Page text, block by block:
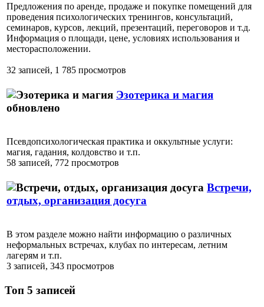
Предложения по аренде, продаже и покупке помещений для
проведения психологических тренингов, консультаций,
семинаров, курсов, лекций, презентаций, переговоров и т.д.
Информация о площади, цене, условиях использования и
месторасположении.
32 записей, 1 785 просмотров
Эзотерика и магия
обновлено
Псевдопсихологическая практика и оккультные услуги:
магия, гадания, колдовство и т.п.
58 записей, 772 просмотров
Встречи,
отдых, организация досуга
В этом разделе можно найти информацию о различных
неформальных встречах, клубах по интересам, летним
лагерям и т.п.
3 записей, 343 просмотров
Топ 5 записей